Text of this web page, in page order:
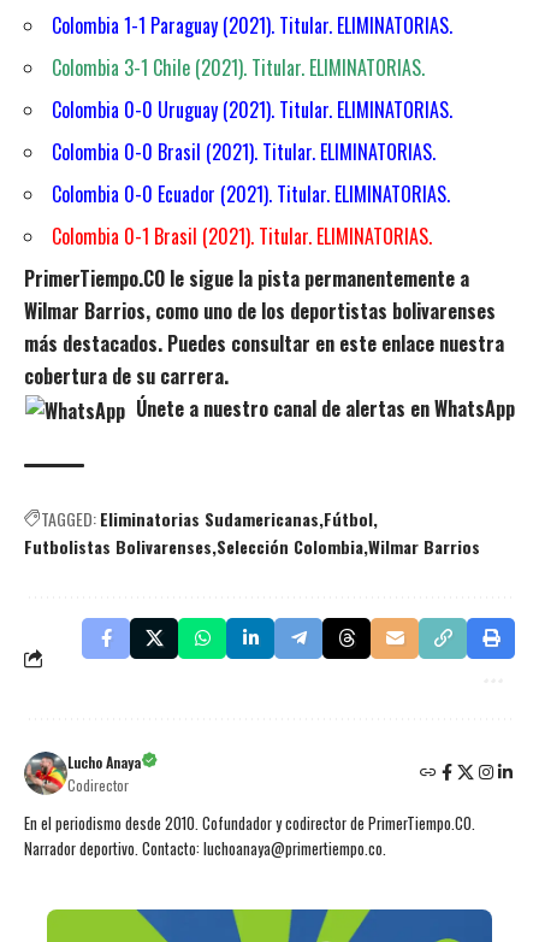
Colombia 1-1 Paraguay (2021). Titular. ELIMINATORIAS.
Colombia 3-1 Chile (2021). Titular. ELIMINATORIAS.
Colombia 0-0 Uruguay (2021). Titular. ELIMINATORIAS.
Colombia 0-0 Brasil (2021). Titular. ELIMINATORIAS.
Colombia 0-0 Ecuador (2021). Titular. ELIMINATORIAS.
Colombia 0-1 Brasil (2021). Titular. ELIMINATORIAS.
PrimerTiempo.CO le sigue la pista permanentemente a
Wilmar Barrios, como uno de los deportistas bolivarenses
más destacados. Puedes consultar en este enlace nuestra
cobertura de su carrera.
Únete a nuestro canal de alertas en WhatsApp
TAGGED:Eliminatorias Sudamericanas Fútbol
Futbolistas Bolivarenses Selección ColombiaWilmar Barrios
Lucho Anaya
Codirector
En el periodismo desde 2010. Cofundador y codirector de PrimerTiempo.CO.
Narrador deportivo. Contacto: luchoanaya@primertiempo.co.